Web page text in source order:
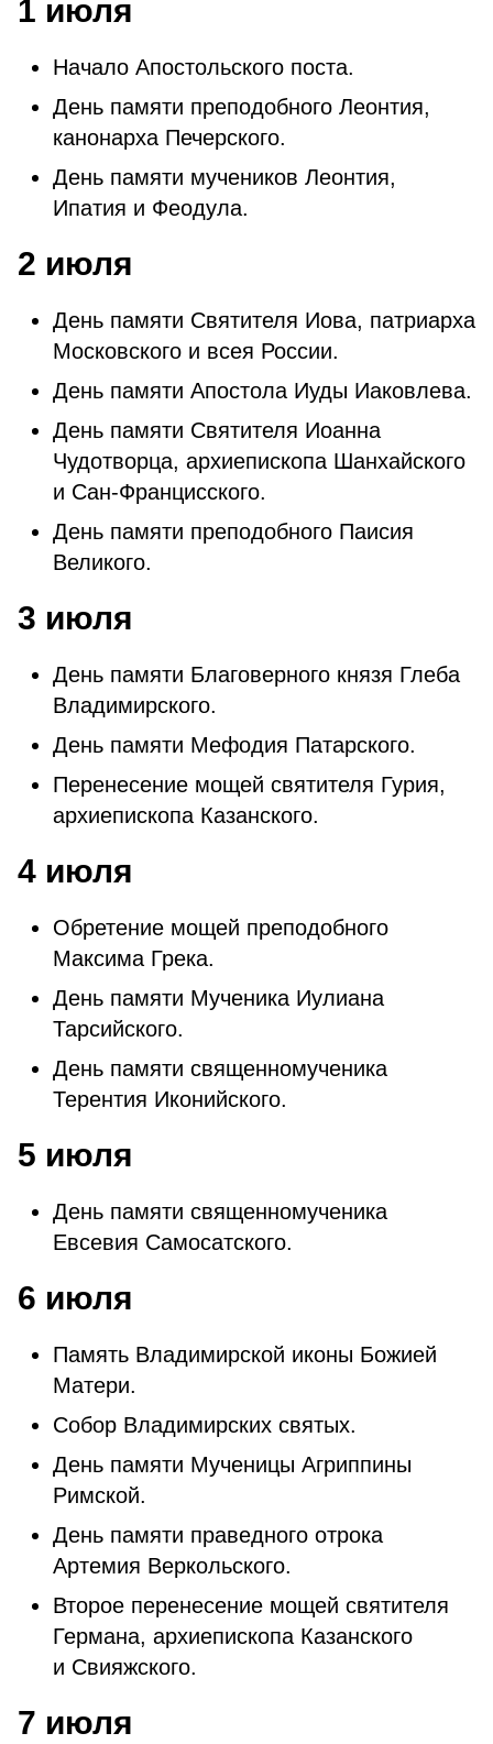
1 июля
Начало Апостольского поста.
День памяти преподобного Леонтия,
канонарха Печерского.
День памяти мучеников Леонтия,
Ипатия и Феодула.
2 июля
День памяти Святителя Иова, патриарха
Московского и всея России.
День памяти Апостола Иуды Иаковлева.
День памяти Святителя Иоанна
Чудотворца, архиепископа Шанхайского
и Сан-Францисского.
День памяти преподобного Паисия
Великого.
3 июля
День памяти Благоверного князя Глеба
Владимирского.
День памяти Мефодия Патарского.
Перенесение мощей святителя Гурия,
архиепископа Казанского.
4 июля
Обретение мощей преподобного
Максима Грека.
День памяти Мученика Иулиана
Тарсийского.
День памяти священномученика
Терентия Иконийского.
5 июля
День памяти священномученика
Евсевия Самосатского.
6 июля
Память Владимирской иконы Божией
Матери.
Собор Владимирских святых.
День памяти Мученицы Агриппины
Римской.
День памяти праведного отрока
Артемия Веркольского.
Второе перенесение мощей святителя
Германа, архиепископа Казанского
и Свияжского.
7 июля